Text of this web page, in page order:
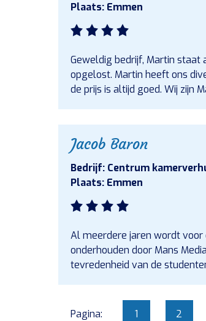
Plaats: Emmen
Geweldig bedrijf, Martin staat
opgelost. Martin heeft ons
de prijs is altijd goed. Wij zijn
Jacob Baron
Bedrijf: Centrum
Plaats: Emmen
Al meerdere jaren wordt
onderhouden door Mans
tevredenheid van de
Pagina: 1 2